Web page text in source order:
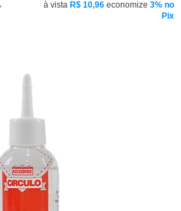
à vista R$ 10,96 economize 3% no
Pix